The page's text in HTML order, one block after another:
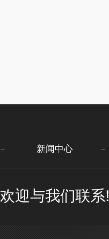
新闻中心
欢迎与我们联系!